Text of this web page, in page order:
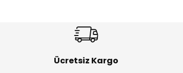
Ücretsiz Kargo